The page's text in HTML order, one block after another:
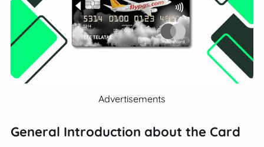
Advertisements
General Introduction about the Card